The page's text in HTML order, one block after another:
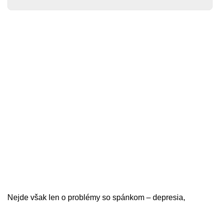
Nejde však len o problémy so spánkom – depresia,